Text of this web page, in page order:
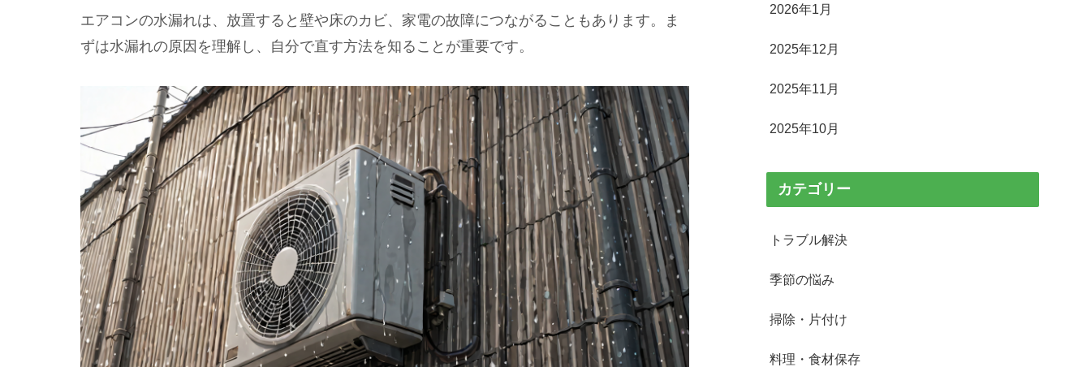
エアコンの水漏れは、放置すると壁や床のカビ、家電の故障につながることもあります。ま
ずは水漏れの原因を理解し、自分で直す方法を知ることが重要です。
2026年1月
2025年12月
2025年11月
2025年10月
カテゴリー
トラブル解決
季節の悩み
掃除・片付け
料理・食材保存